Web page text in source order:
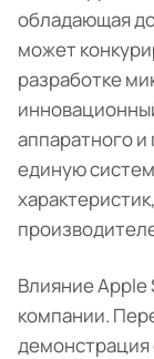
обладающая
может
разработке
аппаратного
единую
Влияние Apple
компании.
демонстрация